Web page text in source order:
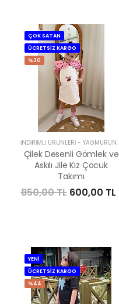
ÇOK SATAN
ÜCRETSİZ KARGO
%30
İNDIRIMLI ÜRÜNLERI - YAĞMURUN BUTIĞI
Çilek Desenli Gömlek ve
Askılı Jile Kız Çocuk
Takımı
850,00 TL 600,00 TL
YENİ
ÜCRETSİZ KARGO
%44